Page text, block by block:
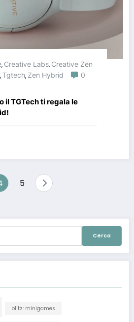
, Creative Labs, Creative Zen
,Tgtech, Zen Hybrid
0
il TGTech ti regala le
5
blitz: minigames